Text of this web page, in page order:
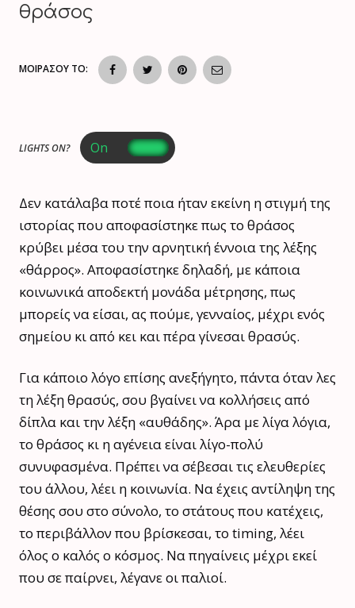
θράσος
ΜΟΙΡΑΣΟΥ ΤΟ:
LIGHTS ON?
Δεν κατάλαβα ποτέ ποια ήταν εκείνη η στιγμή της
ιστορίας που αποφασίστηκε πως το θράσος
κρύβει μέσα του την αρνητική έννοια της λέξης
«θάρρος». Αποφασίστηκε δηλαδή, με κάποια
κοινωνικά αποδεκτή μονάδα μέτρησης, πως
μπορείς να είσαι, ας πούμε, γενναίος, μέχρι ενός
σημείου κι από κει και πέρα γίνεσαι θρασύς.
Για κάποιο λόγο επίσης ανεξήγητο, πάντα όταν λες
τη λέξη θρασύς, σου βγαίνει να κολλήσεις από
δίπλα και την λέξη «αυθάδης». Άρα με λίγα λόγια,
το θράσος κι η αγένεια είναι λίγο-πολύ
συνυφασμένα. Πρέπει να σέβεσαι τις ελευθερίες
του άλλου, λέει η κοινωνία. Να έχεις αντίληψη της
θέσης σου στο σύνολο, το στάτους που κατέχεις,
το περιβάλλον που βρίσκεσαι, το timing, λέει
όλος ο καλός ο κόσμος. Να πηγαίνεις μέχρι εκεί
που σε παίρνει, λέγανε οι παλιοί.